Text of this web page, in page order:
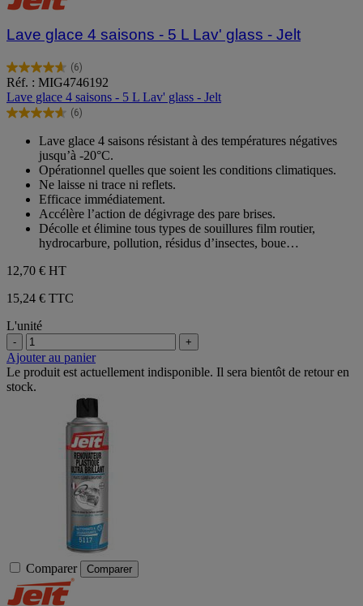
Lave glace 4 saisons - 5 L Lav' glass - Jelt
(6)
4.7
sur
5
étoiles.
avis
Réf. : MIG4746192
Lave glace 4 saisons - 5 L Lav' glass - Jelt
(6)
4.7
étoiles.
avis
Lave glace 4 saisons résistant à des températures négatives
jusqu’à ‐20°C.
Opérationnel quelles que soient les conditions climatiques.
Ne laisse ni trace ni reflets.
Efficace immédiatement.
Accélère l’action de dégivrage des pare brises.
Décolle et élimine tous types de souillures film routier,
hydrocarbure, pollution, résidus d’insectes, boue…
12,70 € HT
15,24 € TTC
L'unité
- +
Ajouter au panier
Le produit est actuellement indisponible. Il sera bientôt de retour en
stock.
Comparer Comparer